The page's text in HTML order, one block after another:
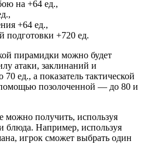
на +64 ед.,
+64 ед.,
подготовки +720 ед.
пирамидки можно будет
атаки, заклинаний и
ед., а показатель тактической
позолоченной — до 80 и
можно получить, используя
блюда. Например, используя
игрок сможет выбрать один